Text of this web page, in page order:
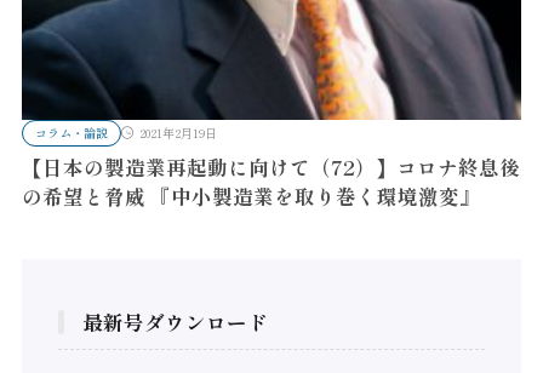
コラム・論説 2021年2月19日
【日本の製造業再起動に向けて（72）】コロナ終息後
の希望と脅威 『中小製造業を取り巻く環境激変』
最新号ダウンロード